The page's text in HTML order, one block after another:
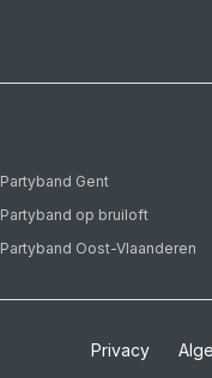
Partyband Gent
Partyband op bruiloft
Partyband Oost-Vlaanderen
Privacy